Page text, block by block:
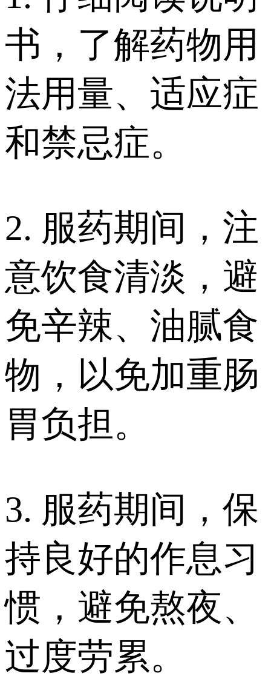
书，了解药物用
法用量、适应症
和禁忌症。
2. 服药期间，注
意饮食清淡，避
免辛辣、油腻食
物，以免加重肠
胃负担。
3. 服药期间，保
持良好的作息习
惯，避免熬夜、
过度劳累。